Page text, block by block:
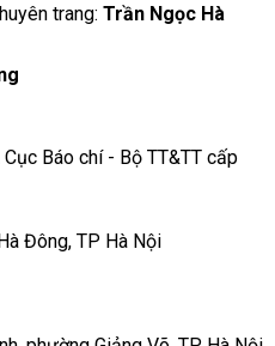
trang: Trần Ngọc Hà
Báo chí - Bộ TT&TT cấp
Đông, TP Hà Nội